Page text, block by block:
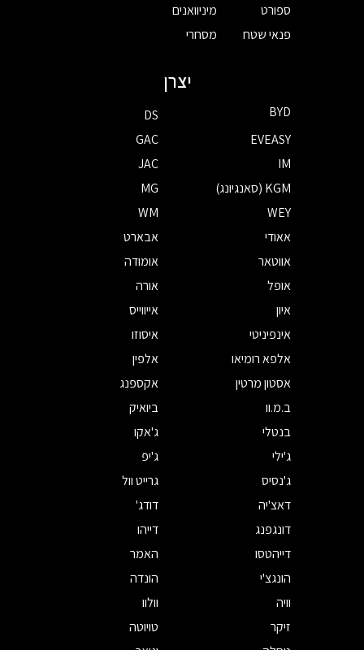
ספורט
פנאי שטח
מיניוואנים
מסחרי
יצרן
BYD
DS
EVEASY
GAC
IM
JAC
KGM (סאנגיונג)
MG
WEY
WM
אאודי
אבארט
אווטאר
אומודה
אופל
אורה
איון
אייווייס
אינפיניטי
איסוזו
אלפא רומיאו
אלפין
אסטון מרטין
אקספנג
ב.מ.וו
ביואיק
בנטלי
ג'אקו
ג'ילי
ג'יפ
ג'נסיס
גרייט וול
דאצ'יה
דודג'
דונגפנג
דייהו
דייהטסו
האמר
הונגצ'י
הונדה
וויה
וולוו
זיקר
טויוטה